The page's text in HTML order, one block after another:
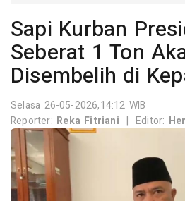
Sapi Kurban
Seberat 1 Ton
Disembelih di
Selasa 26-05-2026,14:12 WIB
Reporter: Reka Fitriani | Editor: